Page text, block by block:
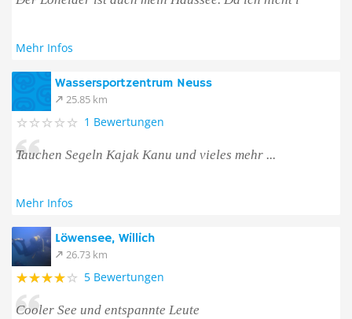
Mehr Infos
Wassersportzentrum Neuss
25.85 km
1 Bewertungen
Tauchen Segeln Kajak Kanu und vieles mehr ...
Mehr Infos
Löwensee, Willich
26.73 km
5 Bewertungen
Cooler See und entspannte Leute